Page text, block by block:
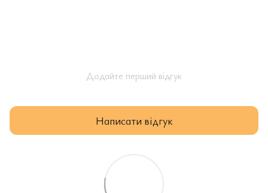
Додайте перший відгук
Написати відгук